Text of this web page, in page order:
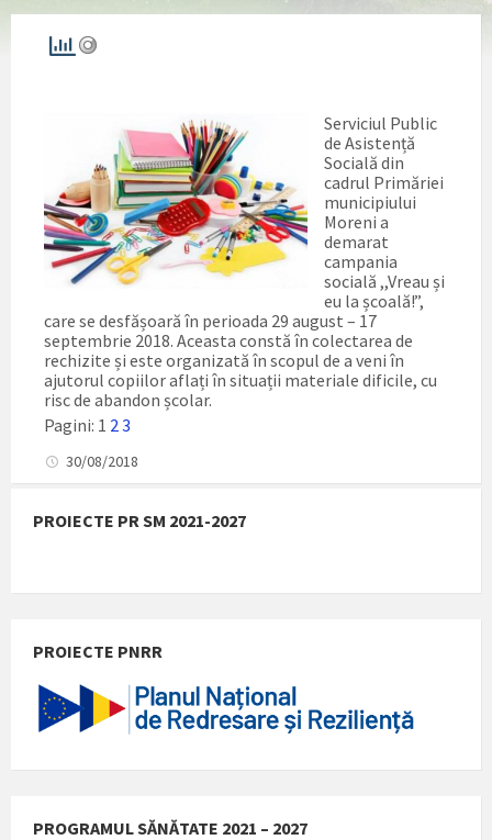
Serviciul Public
de Asistență
Socială din
cadrul Primăriei
municipiului
Moreni a
demarat
campania
socială ,,Vreau și
eu la școală!”,
care se desfășoară în perioada 29 august – 17
septembrie 2018. Aceasta constă în colectarea de
rechizite și este organizată în scopul de a veni în
ajutorul copiilor aflați în situații materiale dificile, cu
risc de abandon școlar.
Pagini: 1 2 3
30/08/2018
PROIECTE PR SM 2021-2027
PROIECTE PNRR
PROGRAMUL SĂNĂTATE 2021 – 2027